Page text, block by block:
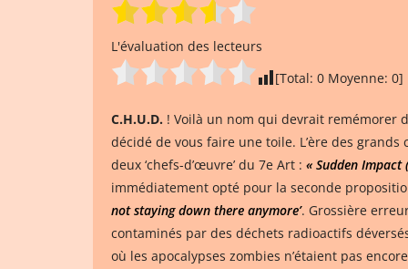
L'évaluation des lecteurs
[Total: 0 Moyenne: 0]
C.H.U.D. ! Voilà un nom qui devrait remémorer
décidé de vous faire une toile. L’ère des
deux ‘chefs-d’œuvre’ du 7e Art : « Sudden Impact
immédiatement opté pour la seconde
not staying down there anymore’. Grossière
contaminés par des déchets radioactifs
où les apocalypses zombies n’étaient pas